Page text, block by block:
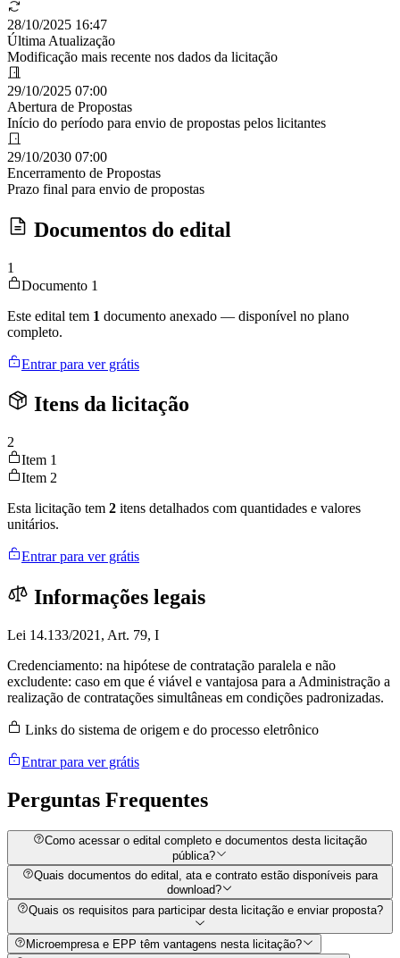
28/10/2025 16:47
Última Atualização
Modificação mais recente nos dados da licitação
29/10/2025 07:00
Abertura de Propostas
Início do período para envio de propostas pelos licitantes
29/10/2030 07:00
Encerramento de Propostas
Prazo final para envio de propostas
Documentos do edital
1
Documento 1
Este edital tem 1 documento anexado — disponível no plano
completo.
Entrar para ver grátis
Itens da licitação
2
Item 1
Item 2
Esta licitação tem 2 itens detalhados com quantidades e valores
unitários.
Entrar para ver grátis
Informações legais
Lei 14.133/2021, Art. 79, I
Credenciamento: na hipótese de contratação paralela e não
excludente: caso em que é viável e vantajosa para a Administração a
realização de contratações simultâneas em condições padronizadas.
Links do sistema de origem e do processo eletrônico
Entrar para ver grátis
Perguntas Frequentes
Como acessar o edital completo e documentos desta licitação
pública?
Quais documentos do edital, ata e contrato estão disponíveis para
download?
Quais os requisitos para participar desta licitação e enviar proposta?
Microempresa e EPP têm vantagens nesta licitação?